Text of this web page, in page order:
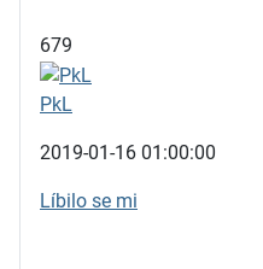
679
PkL
2019-01-16 01:00:00
Líbilo se mi